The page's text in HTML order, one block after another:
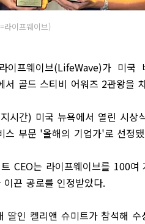
이프웨이브)
이프웨이브(LifeWave)가 미국
서 골드 스티비 어워즈 2관왕을
시간) 미국 뉴욕에서 열린 시상
스 부문 '올해의 기업가'로 선정
트CEO는 라이프웨이브를 100여
끈 공로를 인정받았다.
딸인 켈리앤 슈미트가 참석해